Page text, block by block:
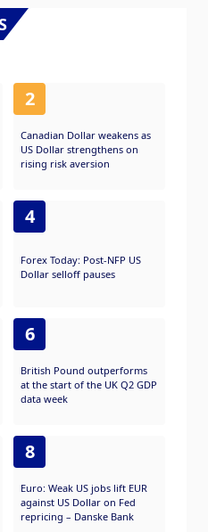
2
Canadian Dollar weakens as
US Dollar strengthens on
rising risk aversion
4
Forex Today: Post-NFP US
Dollar selloff pauses
6
British Pound outperforms
at the start of the UK Q2 GDP
data week
8
Euro: Weak US jobs lift EUR
against US Dollar on Fed
repricing – Danske Bank